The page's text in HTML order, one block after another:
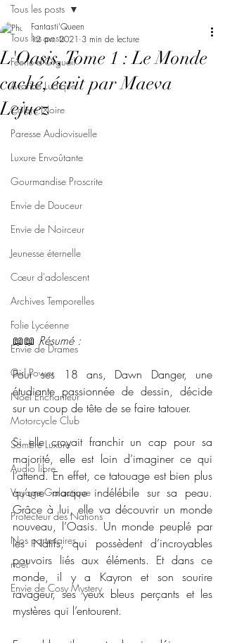
Tous les posts
Féerie d'Orgueil
Avarice Ludique
Colère Noire
Paresse Audiovisuelle
Luxure Envoûtante
Gourmandise Proscrite
Envie de Douceur
Envie de Noirceur
Jeunesse éternelle
Cœur d'adolescent
Archives Temporelles
Folie Lycéenne
Envie de Drames
Girl Power
Noël Enchanteur
Motorcycle Club
Sombre Luxure
Audio libre
Voyage Galactique
Protecteur des Nations
Nos partenaires
noêl
Envie de Cosy Mystery
Tous les posts
L'Oasis, Tome 1 : Le Monde
caché, écrit par Maeva
Lejuez
Fantasti'Queen
12 avr. 2021 3 min de lecture
📖📖 Résumé :
Pour ses 18 ans, Dawn Danger, une
étudiante passionnée de dessin, décide
sur un coup de tête de se faire tatouer.
Si elle croyait franchir un cap pour sa
majorité, elle est loin d’imaginer ce qui
l’attend. En effet, ce tatouage est bien plus
qu’une marque indélébile sur sa peau.
Grâce à lui, elle va découvrir un monde
nouveau, l’Oasis. Un monde peuplé par
les Natifs, qui possèdent d’incroyables
pouvoirs liés aux éléments. Et dans ce
monde, il y a Kayron et son sourire
ravageur, ses yeux bleus perçants et les
mystères qui l’entourent.